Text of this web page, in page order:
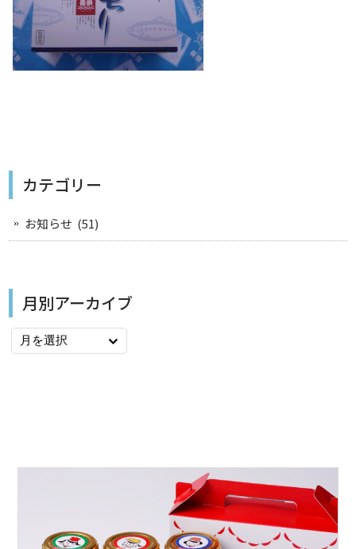
カテゴリー
お知らせ (51)
月別アーカイブ